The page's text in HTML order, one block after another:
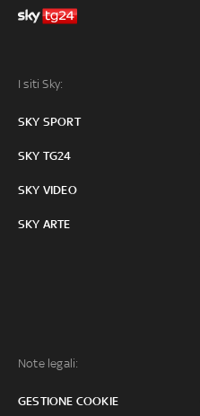
I siti Sky:
SKY SPORT
SKY TG24
SKY VIDEO
SKY ARTE
Note legali:
GESTIONE COOKIE